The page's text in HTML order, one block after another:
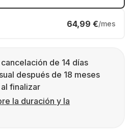
64,99 €/mes
de 14 días
después de 18 meses
finalizar
la duración y la